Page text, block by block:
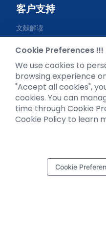
客户支持
文献解读
资料下载
视频专区
常见问题
Cookie Preferences !!!
We use cookies to
browsing experience
"Accept all cookies",
cookies. You can
time through Cookie
Cookie Policy to learn
Cookie